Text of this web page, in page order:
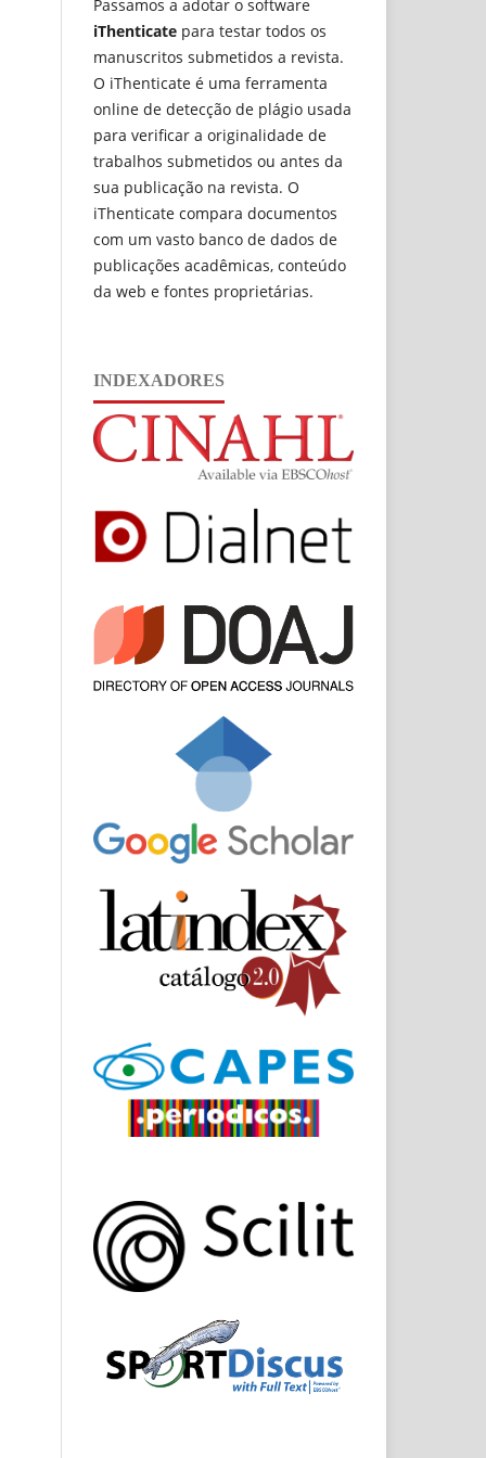
Passamos a adotar o software
iThenticate para testar todos os
manuscritos submetidos a revista.
O iThenticate é uma ferramenta
online de detecção de plágio usada
para verificar a originalidade de
trabalhos submetidos ou antes da
sua publicação na revista. O
iThenticate compara documentos
com um vasto banco de dados de
publicações acadêmicas, conteúdo
da web e fontes proprietárias.
INDEXADORES